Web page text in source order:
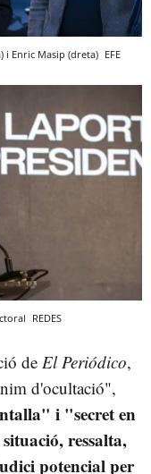
i Enric Masip (dreta) EFE
REDES
de El Periódico,
d'ocultació",
i "secret en
ressalta,
potencial per